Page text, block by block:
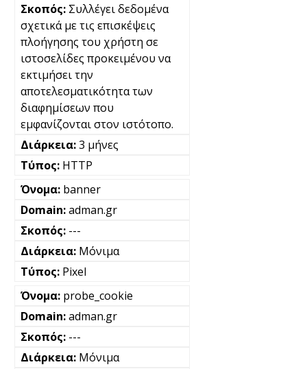
Συλλέγει δεδομένα
σχετικά με τις επισκέψεις
πλοήγησης του χρήστη σε
ιστοσελίδες προκειμένου να
εκτιμήσει την
αποτελεσματικότητα των
διαφημίσεων που
εμφανίζονται στον ιστότοπο.
3 μήνες
HTTP
banner
adman.gr
---
Μόνιμα
Pixel
probe_cookie
adman.gr
---
Μόνιμα